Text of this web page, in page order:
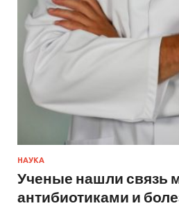
НАУКА
Ученые нашли связь
антибиотиками и